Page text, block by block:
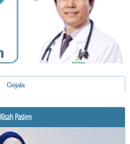
Gejala
Pengobatan
Kisah Pasien